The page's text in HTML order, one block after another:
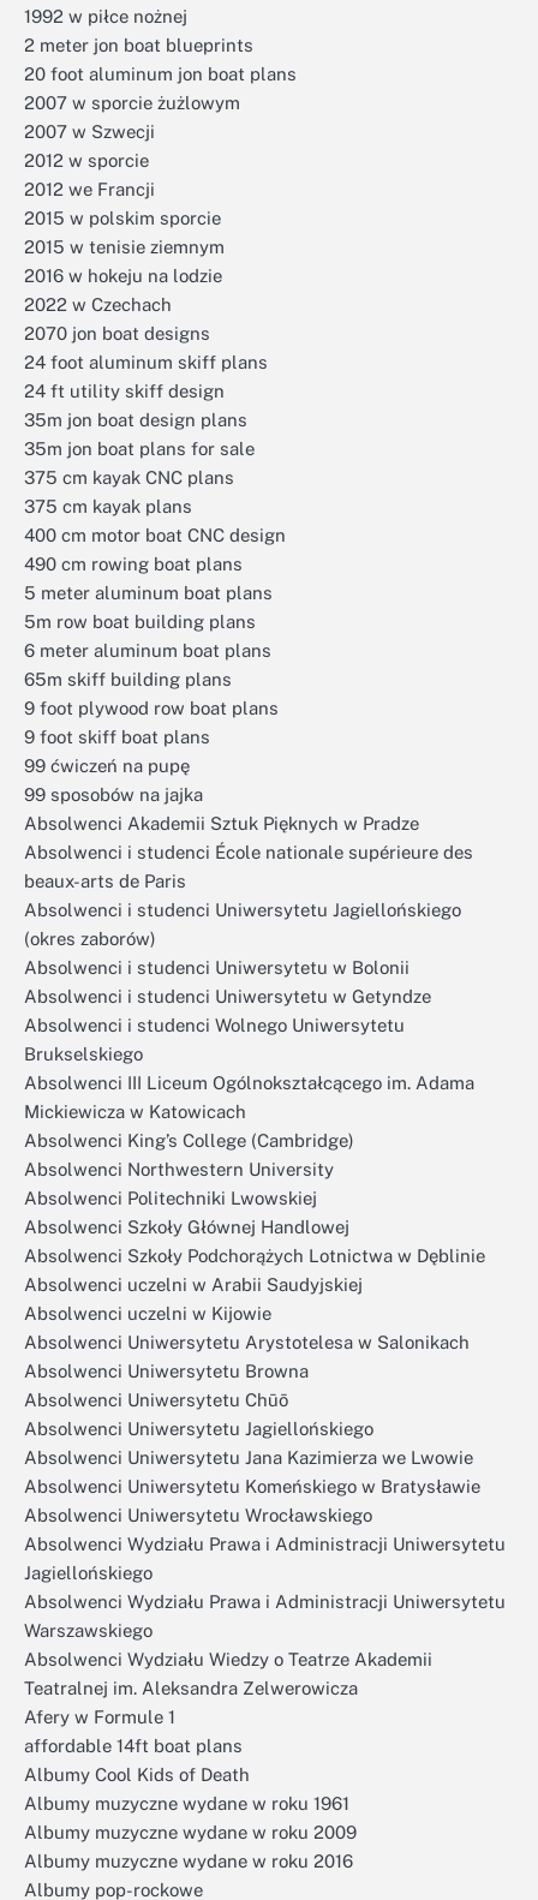
1992 w piłce nożnej
2 meter jon boat blueprints
20 foot aluminum jon boat plans
2007 w sporcie żużlowym
2007 w Szwecji
2012 w sporcie
2012 we Francji
2015 w polskim sporcie
2015 w tenisie ziemnym
2016 w hokeju na lodzie
2022 w Czechach
2070 jon boat designs
24 foot aluminum skiff plans
24 ft utility skiff design
35m jon boat design plans
35m jon boat plans for sale
375 cm kayak CNC plans
375 cm kayak plans
400 cm motor boat CNC design
490 cm rowing boat plans
5 meter aluminum boat plans
5m row boat building plans
6 meter aluminum boat plans
65m skiff building plans
9 foot plywood row boat plans
9 foot skiff boat plans
99 ćwiczeń na pupę
99 sposobów na jajka
Absolwenci Akademii Sztuk Pięknych w Pradze
Absolwenci i studenci École nationale supérieure des
beaux-arts de Paris
Absolwenci i studenci Uniwersytetu Jagiellońskiego
(okres zaborów)
Absolwenci i studenci Uniwersytetu w Bolonii
Absolwenci i studenci Uniwersytetu w Getyndze
Absolwenci i studenci Wolnego Uniwersytetu
Brukselskiego
Absolwenci III Liceum Ogólnokształcącego im. Adama
Mickiewicza w Katowicach
Absolwenci King’s College (Cambridge)
Absolwenci Northwestern University
Absolwenci Politechniki Lwowskiej
Absolwenci Szkoły Głównej Handlowej
Absolwenci Szkoły Podchorążych Lotnictwa w Dęblinie
Absolwenci uczelni w Arabii Saudyjskiej
Absolwenci uczelni w Kijowie
Absolwenci Uniwersytetu Arystotelesa w Salonikach
Absolwenci Uniwersytetu Browna
Absolwenci Uniwersytetu Chūō
Absolwenci Uniwersytetu Jagiellońskiego
Absolwenci Uniwersytetu Jana Kazimierza we Lwowie
Absolwenci Uniwersytetu Komeńskiego w Bratysławie
Absolwenci Uniwersytetu Wrocławskiego
Absolwenci Wydziału Prawa i Administracji Uniwersytetu
Jagiellońskiego
Absolwenci Wydziału Prawa i Administracji Uniwersytetu
Warszawskiego
Absolwenci Wydziału Wiedzy o Teatrze Akademii
Teatralnej im. Aleksandra Zelwerowicza
Afery w Formule 1
affordable 14ft boat plans
Albumy Cool Kids of Death
Albumy muzyczne wydane w roku 1961
Albumy muzyczne wydane w roku 2009
Albumy muzyczne wydane w roku 2016
Albumy pop-rockowe